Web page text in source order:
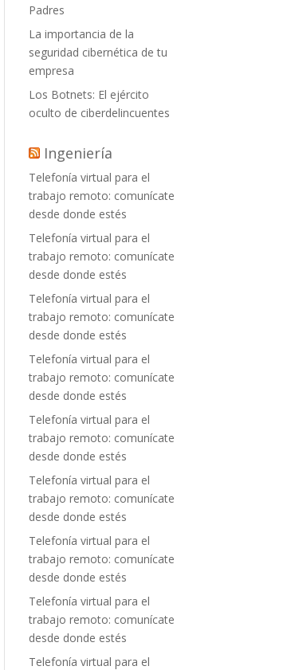
Padres
La importancia de la
seguridad cibernética de tu
empresa
Los Botnets: El ejército
oculto de ciberdelincuentes
Ingeniería
Telefonía virtual para el
trabajo remoto: comunícate
desde donde estés
Telefonía virtual para el
trabajo remoto: comunícate
desde donde estés
Telefonía virtual para el
trabajo remoto: comunícate
desde donde estés
Telefonía virtual para el
trabajo remoto: comunícate
desde donde estés
Telefonía virtual para el
trabajo remoto: comunícate
desde donde estés
Telefonía virtual para el
trabajo remoto: comunícate
desde donde estés
Telefonía virtual para el
trabajo remoto: comunícate
desde donde estés
Telefonía virtual para el
trabajo remoto: comunícate
desde donde estés
Telefonía virtual para el